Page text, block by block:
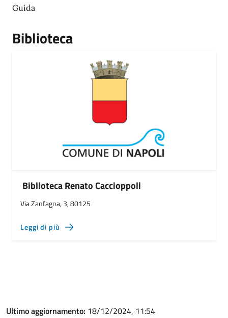
Guida
Biblioteca
Biblioteca Renato Caccioppoli
Via Zanfagna, 3, 80125
Leggi di più
Ultimo aggiornamento: 18/12/2024, 11:54